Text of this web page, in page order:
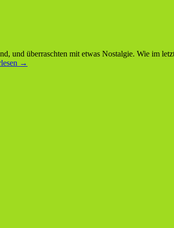
und überraschten mit etwas Nostalgie. Wie im
→